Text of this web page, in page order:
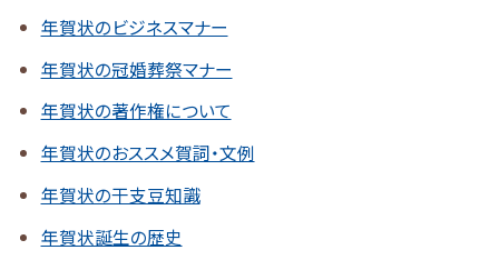
年賀状のビジネスマナー
年賀状の冠婚葬祭マナー
年賀状の著作権について
年賀状のおススメ賀詞・文例
年賀状の干支豆知識
年賀状誕生の歴史